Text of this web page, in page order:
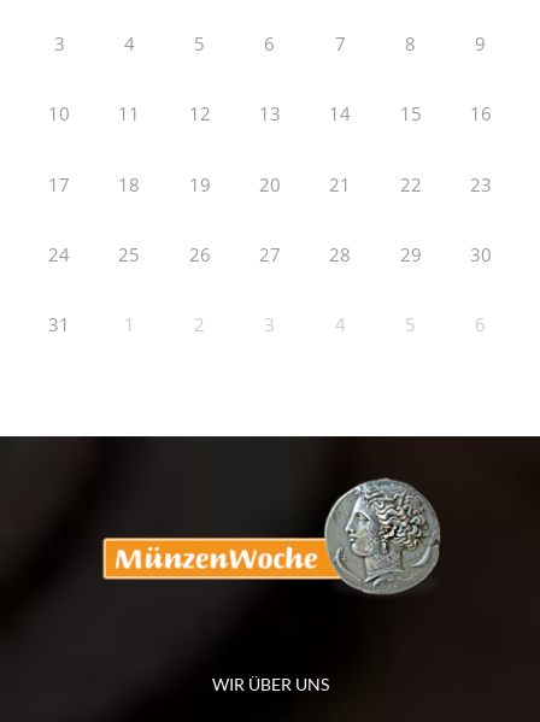
3 4 5 6 7 8 9
10 11 12 13 14 15 16
17 18 19 20 21 22 23
24 25 26 27 28 29 30
31 1 2 3 4 5 6
WIR ÜBER UNS